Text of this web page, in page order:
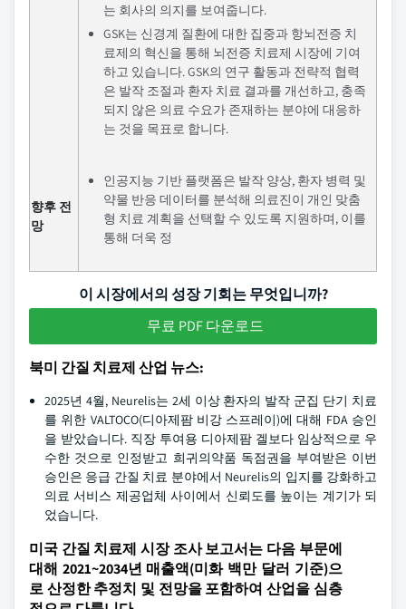
는 회사의 의지를 보여줍니다.
GSK는 신경계 질환에 대한 집중과 항뇌전증 치
료제의 혁신을 통해 뇌전증 치료제 시장에 기여
하고 있습니다. GSK의 연구 활동과 전략적 협력
은 발작 조절과 환자 치료 결과를 개선하고, 충족
되지 않은 의료 수요가 존재하는 분야에 대응하
는 것을 목표로 합니다.
향후 전
망
인공지능 기반 플랫폼은 발작 양상, 환자 병력 및
약물 반응 데이터를 분석해 의료진이 개인 맞춤
형 치료 계획을 선택할 수 있도록 지원하며, 이를
통해 더욱 정
이 시장에서의 성장 기회는 무엇입니까?
무료 PDF 다운로드
북미 간질 치료제 산업 뉴스:
2025년 4월, Neurelis는 2세 이상 환자의 발작 군집 단기 치료
를 위한 VALTOCO(디아제팜 비강 스프레이)에 대해 FDA 승인
을 받았습니다. 직장 투여용 디아제팜 겔보다 임상적으로 우
수한 것으로 인정받고 희귀의약품 독점권을 부여받은 이번
승인은 응급 간질 치료 분야에서 Neurelis의 입지를 강화하고
의료 서비스 제공업체 사이에서 신뢰도를 높이는 계기가 되
었습니다.
미국 간질 치료제 시장 조사 보고서는 다음 부문에
대해 2021~2034년 매출액(미화 백만 달러 기준)으
로 산정한 추정치 및 전망을 포함하여 산업을 심층